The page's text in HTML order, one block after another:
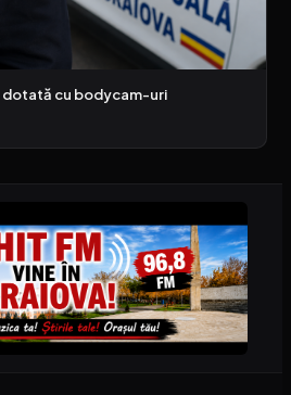
dotată cu bodycam-uri